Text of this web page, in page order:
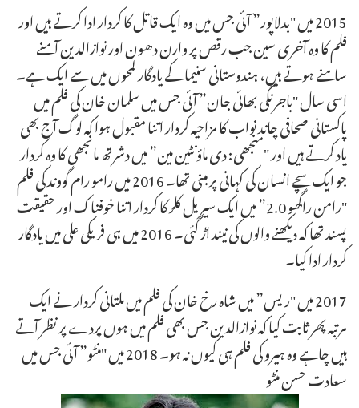
2015 میں "بدلاپور” آئی جس میں وہ ایک قاتل کا کردار ادا کرتے ہیں اور
فلم کا وہ آخری سین جب رقص پر وارن دھون اور نوازالدین آمنے
سامنے ہوتے ہیں، ہندوستانی سنیما کے یادگار لمحوں میں سے ایک ہے۔
اسی سال "باجرنگی بھائی جان” آئی جس میں سلمان خان کی فلم میں
پاکستانی صحافی چاند نواب کا مزاحیہ کردار اتنا مقبول ہوا کہ لوگ آج بھی
یاد کرتے ہیں اور "منجھی: دی ماؤنٹین مین” میں دشرتھ مانجھی کا وہ کردار
جو ایک سچے انسان کی کہانی پر مبنی تھا۔ 2016 میں رامو رام گووند کی فلم
"رامن راگھو 2.0” میں ایک سیریل کلر کا کردار اتنا خوفناک اور حقیقت
پسند تھا کہ دیکھنے والوں کی نیند اڑ گئی۔ 2016 میں ہی فریکی علی میں یادگار
کردار ادا کیا۔
2017 میں "ریس” میں شاہ رخ خان کی فلم میں ملتانی کردار نے ایک
مرتبہ پھر ثابت کیا کہ نوازالدین جس بھی فلم میں ہوں پردے پر نظر آتے
ہیں چاہے وہ ہیرو کی فلم ہی کیوں نہ ہو۔ 2018 میں "منٹو” آئی جس میں
سعادت حسن منٹو